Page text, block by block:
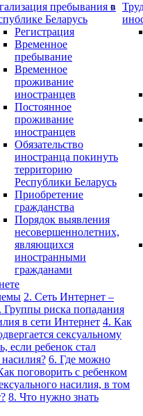
пребывания в
Беларусь
Регистрация
Временное
пребывание
Временное
проживание
иностранцев
Постоянное
проживание
иностранцев
Обязательство
иностранца покинуть
территорию
Республики Беларусь
Приобретение
гражданства
Порядок выявления
несовершеннолетних,
являющихся
иностранными
гражданами
2. Сеть Интернет –
Группы риска попадания
в сети Интернет 4. Как
сексуальному
если ребенок стал
6. Где можно
поговорить с ребенком
насилия, в том
8. Что нужно знать